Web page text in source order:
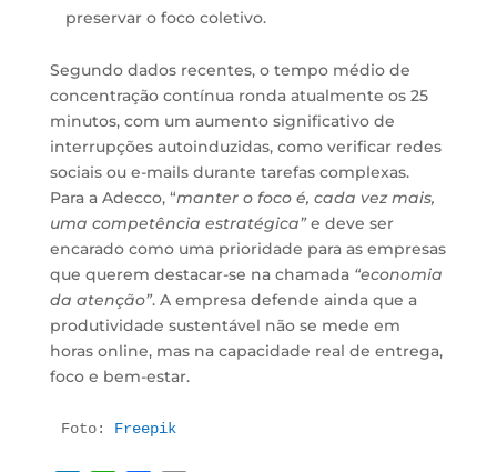
preservar o foco coletivo.
Segundo dados recentes, o tempo médio de
concentração contínua ronda atualmente os 25
minutos, com um aumento significativo de
interrupções autoinduzidas, como verificar redes
sociais ou e-mails durante tarefas complexas.
Para a Adecco, “manter o foco é, cada vez mais,
uma competência estratégica”e deve ser
encarado como uma prioridade para as empresas
que querem destacar-se na chamada“economia
da atenção”. A empresa defende ainda que a
produtividade sustentável não se mede em
horas online, mas na capacidade real de entrega,
foco e bem-estar.
Foto: Freepik